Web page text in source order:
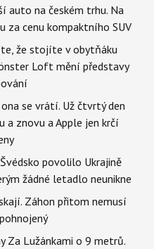
auto na českém trhu. Na
za cenu kompaktního SUV
že stojíte v obytňáku
Loft mění představy
se vrátí. Už čtvrtý den
a znovu a Apple jen krčí
povolilo Ukrajině
žádné letadlo neunikne
Záhon přitom nemusí
Za Lužánkami o 9 metrů.